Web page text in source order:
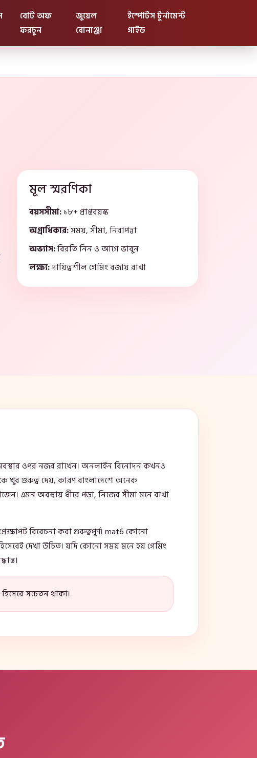
বোট অফ
ফরচুন
জুয়েল
বোনাঞ্জা
ইস্পোর্টস টুর্নামেন্ট
গাইড
মূল স্মরণিকা
বয়সসীমা:১৮+ প্রাপ্তবয়স্ক
অগ্রাধিকার:সময়, সীমা, নিরাপত্তা
অভ্যাস:বিরতি নিন ও আগে ভাবুন
লক্ষ্য:দায়িত্বশীল গেমিং বজায় রাখা
ওপর নজর রাখেন। অনলাইন বিনোদন কখনও
খুব গুরুত্ব দেয়, কারণ বাংলাদেশে অনেক
এমন অবস্থায় ধীরে পড়া, নিজের সীমা মনে রাখা
বিবেচনা করা গুরুত্বপূর্ণ। mat6 কোনো
দেখা উচিত। যদি কোনো সময় মনে হয় গেমিং
সচেতন থাকা।